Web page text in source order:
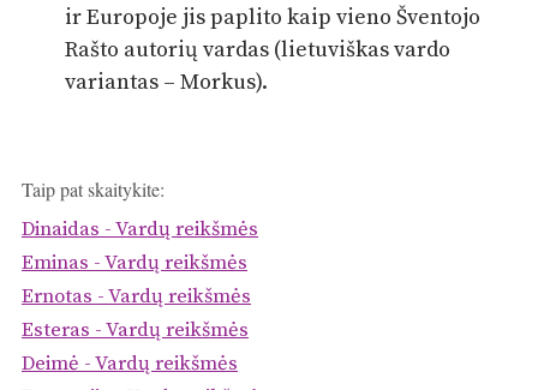
ir Europoje jis paplito kaip vieno Šventojo
Rašto autorių vardas (lietuviškas vardo
variantas – Morkus).
Taip pat skaitykite:
Dinaidas - Vardų reikšmės
Eminas - Vardų reikšmės
Ernotas - Vardų reikšmės
Esteras - Vardų reikšmės
Deimė - Vardų reikšmės